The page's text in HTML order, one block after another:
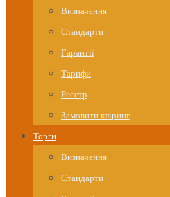
Визначення
Стандарти
Гарантії
Тарифи
Реєстр
Замовити кліринг
Торги
Визначення
Стандарти